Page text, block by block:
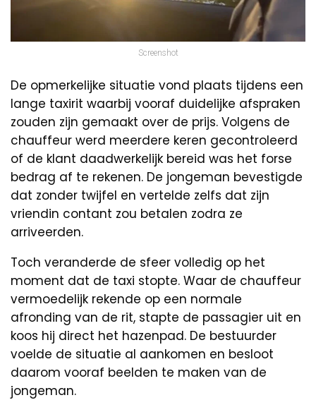
Screenshot
De opmerkelijke situatie vond plaats tijdens een
lange taxirit waarbij vooraf duidelijke afspraken
zouden zijn gemaakt over de prijs. Volgens de
chauffeur werd meerdere keren gecontroleerd
of de klant daadwerkelijk bereid was het forse
bedrag af te rekenen. De jongeman bevestigde
dat zonder twijfel en vertelde zelfs dat zijn
vriendin contant zou betalen zodra ze
arriveerden.
Toch veranderde de sfeer volledig op het
moment dat de taxi stopte. Waar de chauffeur
vermoedelijk rekende op een normale
afronding van de rit, stapte de passagier uit en
koos hij direct het hazenpad. De bestuurder
voelde de situatie al aankomen en besloot
daarom vooraf beelden te maken van de
jongeman.